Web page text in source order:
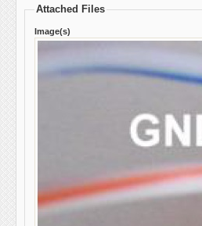
Attached Files
Image(s)